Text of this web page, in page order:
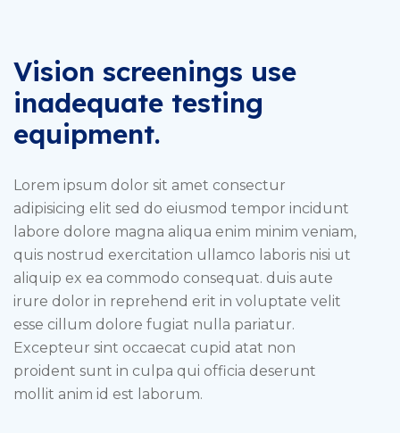
Vision screenings use
inadequate testing
equipment.
Lorem ipsum dolor sit amet consectur
adipisicing elit sed do eiusmod tempor incidunt
labore dolore magna aliqua enim minim veniam,
quis nostrud exercitation ullamco laboris nisi ut
aliquip ex ea commodo consequat. duis aute
irure dolor in reprehend erit in voluptate velit
esse cillum dolore fugiat nulla pariatur.
Excepteur sint occaecat cupid atat non
proident sunt in culpa qui officia deserunt
mollit anim id est laborum.